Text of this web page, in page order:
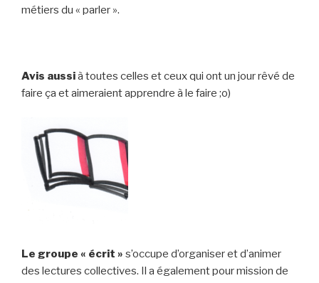
métiers du « parler ».
Avis aussià toutes celles et ceux qui ont un jour rêvé de
faire ça et aimeraient apprendre à le faire ;o)
Le groupe « écrit » s’occupe d’organiser et d’animer
des lectures collectives. Il a également pour mission de